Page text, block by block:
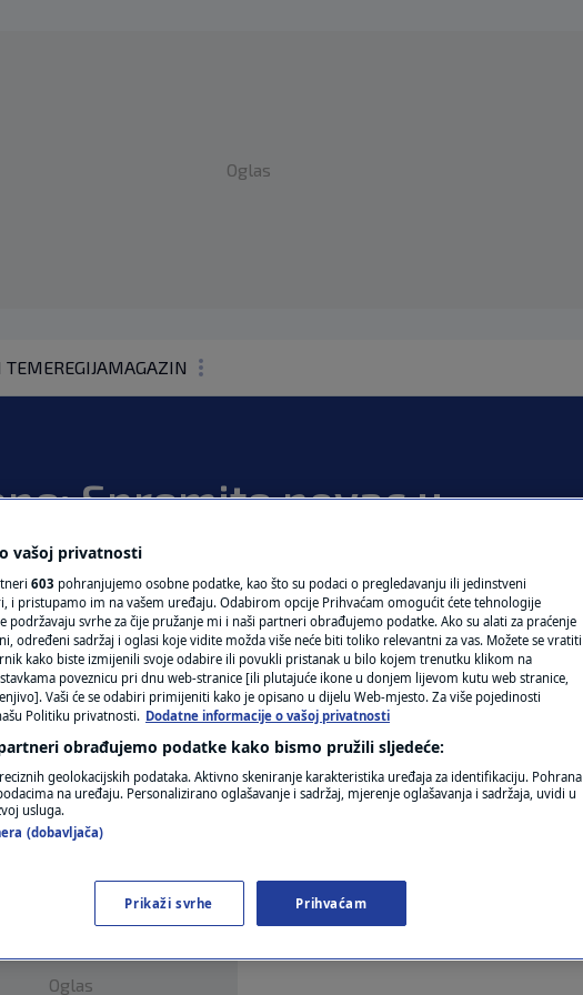
Oglas
TEMEREGIJAMAGAZIN
N1(DIS)INFO
FOTO
VIDEO
Spremite novac u
za tri dana
imati "pod madracem".Pročitaj više
Oglas
vašoj privatnosti
603 pohranjujemo osobne podatke, kao što su podaci o pregledavanju ili jedinstveni
i pristupamo im na vašem uređaju. Odabirom opcije Prihvaćam omogućit ćete tehnologije
podržavaju svrhe za čije pružanje mi i naši partneri obrađujemo podatke. Ako su alati za praćenje
određeni sadržaj i oglasi koje vidite možda više neće biti toliko relevantni za vas. Možete se vratiti
kako biste izmijenili svoje odabire ili povukli pristanak u bilo kojem trenutku klikom na
poveznicu pri dnu web-stranice [ili plutajuće ikone u donjem lijevom kutu web stranice,
Vaši će se odabiri primijeniti kako je opisano u dijelu Web-mjesto. Za više pojedinosti
Politiku privatnosti. Dodatne informacije o vašoj privatnosti
obrađujemo podatke kako bismo pružili sljedeće:
geolokacijskih podataka. Aktivno skeniranje karakteristika uređaja za identifikaciju. Pohrana
na uređaju. Personalizirano oglašavanje i sadržaj, mjerenje oglašavanja i sadržaja, uvidi u
usluga.
(dobavljača)
Prikaži svrhe Prihvaćam